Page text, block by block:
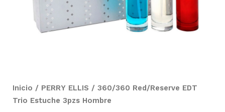
Inicio / PERRY ELLIS / 360/360 Red/Reserve EDT
Trio Estuche 3pzs Hombre